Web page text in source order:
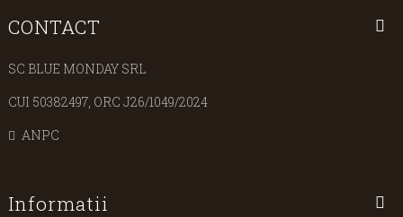
CONTACT
SC BLUE MONDAY SRL
CUI 50382497, ORC J26/1049/2024
ANPC
Informatii